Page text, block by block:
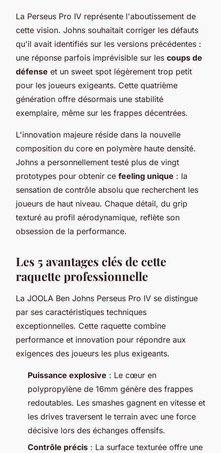
La Perseus Pro IV représente l'aboutissement de
cette vision. Johns souhaitait corriger les défauts
qu'il avait identifiés sur les versions précédentes :
une réponse parfois imprévisible sur les coups de
défense et un sweet spot légèrement trop petit
pour les joueurs exigeants. Cette quatrième
génération offre désormais une stabilité
exemplaire, même sur les frappes décentrées.
L'innovation majeure réside dans la nouvelle
composition du core en polymère haute densité.
Johns a personnellement testé plus de vingt
prototypes pour obtenir ce feeling unique : la
sensation de contrôle absolu que recherchent les
joueurs de haut niveau. Chaque détail, du grip
texturé au profil aérodynamique, reflète son
obsession de la performance.
Les 5 avantages clés de cette
raquette professionnelle
La JOOLA Ben Johns Perseus Pro IV se distingue
par ses caractéristiques techniques
exceptionnelles. Cette raquette combine
performance et innovation pour répondre aux
exigences des joueurs les plus exigeants.
Puissance explosive : Le cœur en
polypropylène de 16mm génère des frappes
redoutables. Les smashes gagnent en vitesse et
les drives traversent le terrain avec une force
décisive lors des échanges offensifs.
Contrôle précis : La surface texturée offre une